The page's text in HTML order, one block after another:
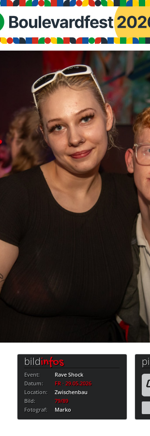
bildinfos
Event:
Rave Shock
Datum:
FR · 29.05.2026
Location:
Zwischenbau
Bild:
79/89
Fotograf:
Marko